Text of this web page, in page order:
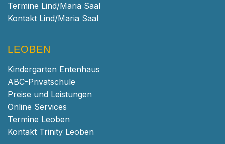
Termine Lind/Maria Saal
Kontakt Lind/Maria Saal
LEOBEN
Kindergarten Entenhaus
ABC-Privatschule
Preise und Leistungen
Online Services
Termine Leoben
Kontakt Trinity Leoben